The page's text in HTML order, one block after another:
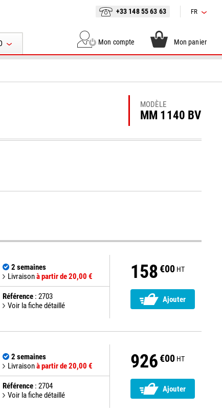
+33 148 55 63 63 FR
Mon compte Mon panier
MODÈLE
MM 1140 BV
2 semaines
Livraisonà partir de 20,00 €
Référence : 2703
Voir la fiche détaillé
158 €00 HT
Ajouter
2 semaines
Livraisonà partir de 20,00 €
Référence : 2704
Voir la fiche détaillé
926 €00 HT
Ajouter